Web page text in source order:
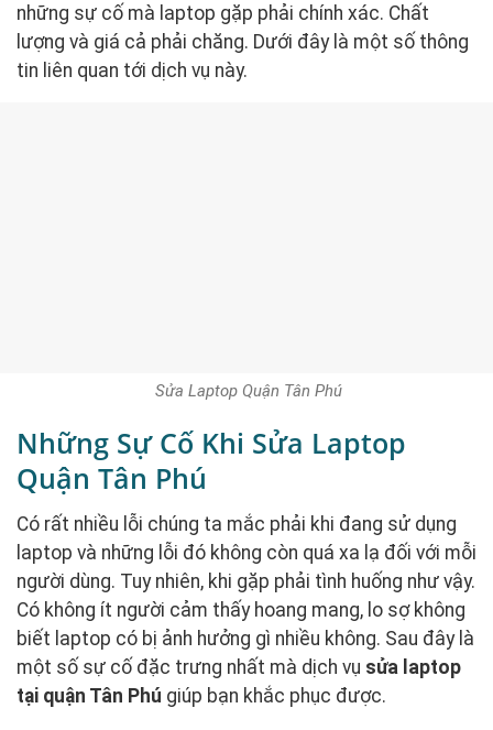
những sự cố mà laptop gặp phải chính xác. Chất
lượng và giá cả phải chăng. Dưới đây là một số thông
tin liên quan tới dịch vụ này.
Sửa Laptop Quận Tân Phú
Những Sự Cố Khi Sửa Laptop
Quận Tân Phú
Có rất nhiều lỗi chúng ta mắc phải khi đang sử dụng
laptop và những lỗi đó không còn quá xa lạ đối với mỗi
người dùng. Tuy nhiên, khi gặp phải tình huống như vậy.
Có không ít người cảm thấy hoang mang, lo sợ không
biết laptop có bị ảnh hưởng gì nhiều không. Sau đây là
một số sự cố đặc trưng nhất mà dịch vụ sửa laptop
tại quận Tân Phú giúp bạn khắc phục được.